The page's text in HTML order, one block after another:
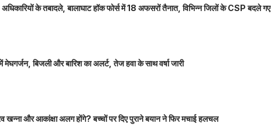
के तबादले, बालाघाट हॉक फोर्स में 18 अफसरों तैनात, विभिन्न जिलों के CSP बदले गए
बिजली और बारिश का अलर्ट, तेज हवा के साथ वर्षा जारी
खन्ना और आकांक्षा अलग होंगे? बच्चों पर दिए पुराने बयान ने फिर मचाई हलचल